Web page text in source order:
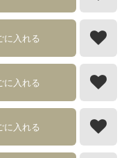
に入れる
に入れる
に入れる